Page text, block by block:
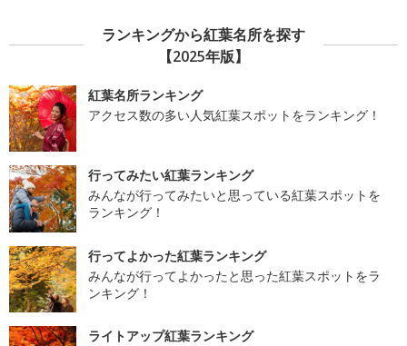
ランキングから紅葉名所を探す
【2025年版】
紅葉名所ランキング
アクセス数の多い人気紅葉スポットをランキング！
行ってみたい紅葉ランキング
みんなが行ってみたいと思っている紅葉スポットを
ランキング！
行ってよかった紅葉ランキング
みんなが行ってよかったと思った紅葉スポットをラ
ンキング！
ライトアップ紅葉ランキング